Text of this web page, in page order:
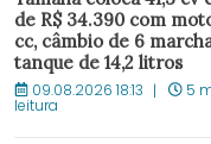
de R$ 34.390 com
cc, câmbio de 6
tanque de 14,2 litros
09.08.2026 18:13 5
leitura